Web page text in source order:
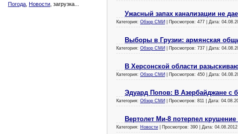
Погода Новости , загрузка...
Ужасный запах канализации не
Категория: Обзор СМИ | Просмотров: 477 | Дата:
Выборы в Грузии: армянская
Категория: Обзор СМИ | Просмотров: 737 | Дата:
В Херсонской области
Категория: Обзор СМИ | Просмотров: 450 | Дата:
Эдуард Попов: В Азербайджане с
Категория: Обзор СМИ | Просмотров: 811 | Дата:
Вертолет Ми-8 потерпел
Категория: Новости | Просмотров: 390 | Дата: 04.08.2012